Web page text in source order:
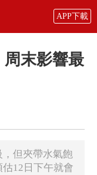
APP下載
末影響最
但夾帶水氣飽
12日下午就會